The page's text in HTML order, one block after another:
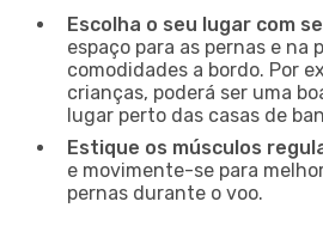
Escolha o seu lugar com
espaço para as pernas e na
comodidades a bordo. Por
crianças, poderá ser uma
lugar perto das casas de
Estique os músculos
e movimente-se para
pernas durante o voo.